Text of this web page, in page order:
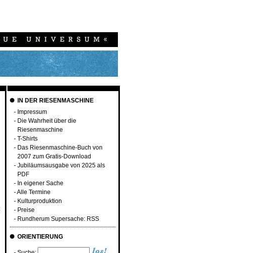
IN DER RIESENMASCHINE
- Impressum
- Die Wahrheit über die
Riesenmaschine
- T-Shirts
- Das Riesenmaschine-Buch von
2007 zum Gratis-Download
- Jubiläumsausgabe von 2025 als
PDF
- In eigener Sache
-Alle Termine
- Kulturproduktion
- Preise
- Rundherum Supersache: RSS
ORIENTIERUNG